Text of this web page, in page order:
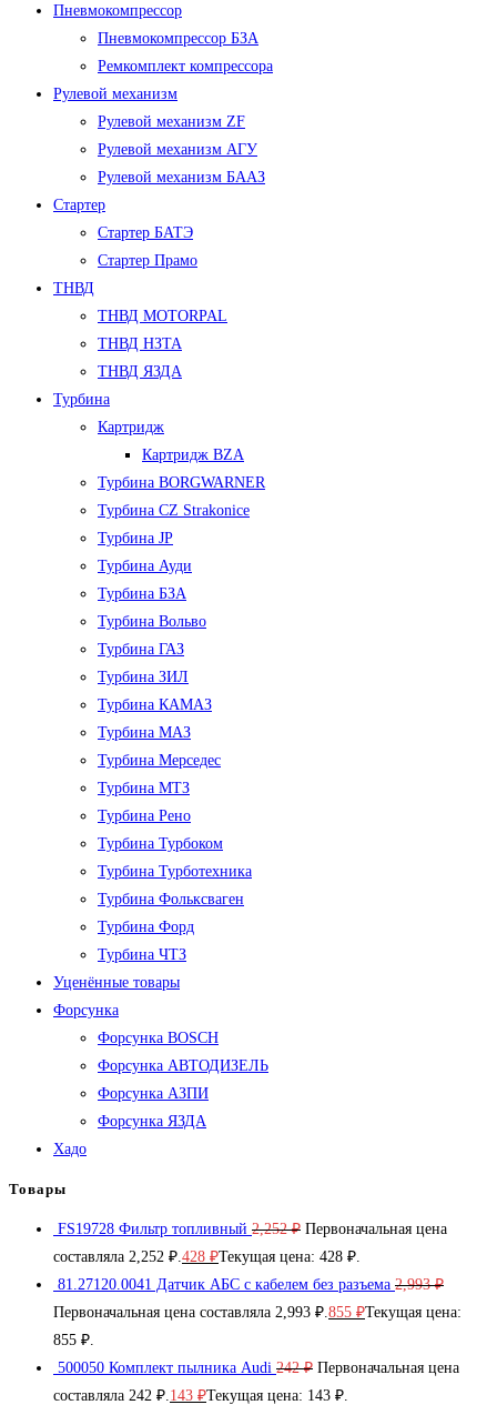
Пневмокомпрессор
Пневмокомпрессор БЗА
Ремкомплект компрессора
Рулевой механизм
Рулевой механизм ZF
Рулевой механизм АГУ
Рулевой механизм БААЗ
Стартер
Стартер БАТЭ
Стартер Прамо
ТНВД
ТНВД MOTORPAL
ТНВД НЗТА
ТНВД ЯЗДА
Турбина
Картридж
Картридж BZA
Турбина BORGWARNER
Турбина CZ Strakonice
Турбина JP
Турбина Ауди
Турбина БЗА
Турбина Вольво
Турбина ГАЗ
Турбина ЗИЛ
Турбина КАМАЗ
Турбина МАЗ
Турбина Мерседес
Турбина МТЗ
Турбина Рено
Турбина Турбоком
Турбина Турботехника
Турбина Фольксваген
Турбина Форд
Турбина ЧТЗ
Уценённые товары
Форсунка
Форсунка BOSCH
Форсунка АВТОДИЗЕЛЬ
Форсунка АЗПИ
Форсунка ЯЗДА
Хадо
Товары
FS19728 Фильтр топливный 2,252₽ Первоначальная цена
составляла 2,252 ₽.428 ₽Текущая цена: 428 ₽.
81.27120.0041 Датчик АБС с кабелем без разъема 2,993₽
Первоначальная цена составляла 2,993 ₽.855 ₽Текущая цена:
855 ₽.
500050 Комплект пылника Audi 242₽ Первоначальная цена
составляла 242 ₽.143 ₽Текущая цена: 143 ₽.